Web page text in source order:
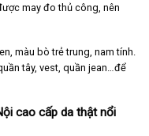
may đo thủ công, nên
màu bò trẻ trung, nam tính.
tây, vest, quần jean…để
cao cấp da thật nổi